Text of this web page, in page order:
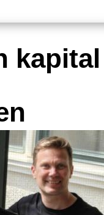
kapital